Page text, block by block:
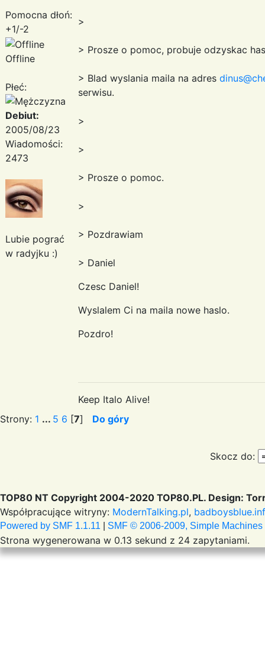
Pomocna dłoń:
+1/-2
Offline
Płeć:
Debiut:
2005/08/23
Wiadomości:
2473
Lubie pograć
w radyjku :)
>
> Prosze o pomoc, probuje odzyskac
> Blad wyslania maila na adres
serwisu.
>
>
> Prosze o pomoc.
>
> Pozdrawiam
> Daniel
Czesc Daniel!
Wyslalem Ci na maila nowe haslo.
Pozdro!
Keep Italo Alive!
Strony: 1 ... 5 6 [7] Do góry
Skocz do:
TOP80 NT Copyright 2004-2020 TOP80.PL. Design:
Współpracujące witryny: ModernTalking.pl,
Powered by SMF 1.1.11 SMF © 2006-2009, Simple Machines
Strona wygenerowana w 0.13 sekund z 24 zapytaniami.